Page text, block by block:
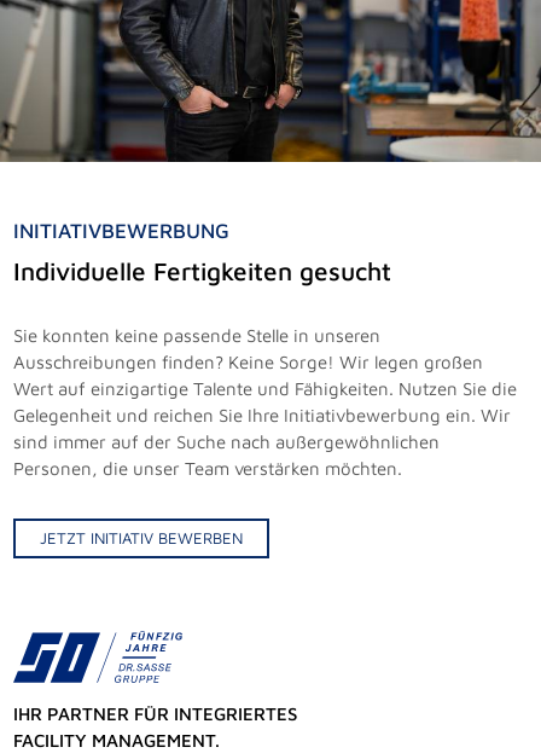
INITIATIVBEWERBUNG
Individuelle Fertigkeiten gesucht
Sie konnten keine passende Stelle in unseren
Ausschreibungen finden? Keine Sorge! Wir legen großen
Wert auf einzigartige Talente und Fähigkeiten. Nutzen Sie die
Gelegenheit und reichen Sie Ihre Initiativbewerbung ein. Wir
sind immer auf der Suche nach außergewöhnlichen
Personen, die unser Team verstärken möchten.
JETZT INITIATIV BEWERBEN
IHR PARTNER FÜR INTEGRIERTES
FACILITY MANAGEMENT.